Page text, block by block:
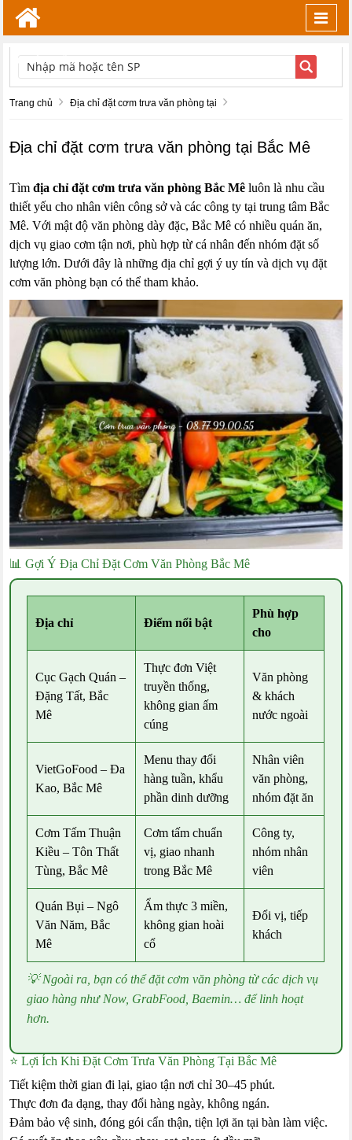
TÌM KIẾM
Trang chủ Địa chỉ đặt cơm trưa văn phòng tại
Địa chỉ đặt cơm trưa văn phòng tại Bắc Mê
Tìmđịa chỉ đặt cơm trưa văn phòng Bắc Mê luôn là nhu cầu
thiết yếu cho nhân viên công sở và các công ty tại trung tâmBắc
Mê. Với mật độ văn phòng dày đặc, Bắc Mê có nhiều quán ăn,
dịch vụ giao cơm tận nơi, phù hợp từ cá nhân đến nhóm đặt số
lượng lớn. Dưới đây là những địa chỉ gợi ý uy tín và dịch vụ đặt
cơm văn phòng bạn có thể tham khảo.
📊 Gợi Ý Địa Chỉ Đặt Cơm Văn Phòng Bắc Mê
Địa chỉ Điểm nổi bật
Phù hợp
cho
Cục Gạch Quán –
Đặng Tất, Bắc
Mê
Thực đơn Việt
truyền thống,
không gian ấm
cúng
Văn phòng
& khách
nước ngoài
VietGoFood – Đa
Kao,Bắc Mê
Menu thay đổi
hàng tuần, khẩu
phần dinh dưỡng
Nhân viên
văn phòng,
nhóm đặt ăn
Cơm Tấm Thuận
Kiều – Tôn Thất
Tùng,Bắc Mê
Cơm tấm chuẩn
vị, giao nhanh
trong Bắc Mê
Công ty,
nhóm nhân
viên
Quán Bụi – Ngô
Văn Năm,Bắc
Mê
Ẩm thực 3 miền,
không gian hoài
cổ
Đổi vị, tiếp
khách
💡 Ngoài ra, bạn có thể đặt cơm văn phòng từ các dịch vụ
giao hàng như Now, GrabFood, Baemin… để linh hoạt
hơn.
⭐ Lợi Ích Khi Đặt Cơm Trưa Văn Phòng Tại Bắc Mê
Tiết kiệm thời gian đi lại, giao tận nơi chỉ 30–45 phút.
Thực đơn đa dạng, thay đổi hàng ngày, không ngán.
Đảm bảo vệ sinh, đóng gói cẩn thận, tiện lợi ăn tại bàn làm việc.